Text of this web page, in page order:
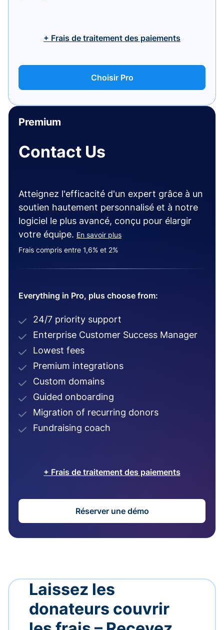
+ Frais de traitement des paiements
Choisir Pro
Premium
Contact Us
Atteignez l'efficacité d'un expert grâce à un
soutien hautement personnalisé et à notre
logiciel le plus avancé, conçu pour élargir
votre équipe. En savoir plus
Frais compris entre 1,6% et 2%
Everything in Pro, plus choose from:
24/7 priority support
Enterprise Customer Success Manager
Lowest fees
Premium integrations
Custom domains
Guided onboarding
Migration of recurring donors
Fundraising coach
+ Frais de traitement des paiements
Réserver une démo
Laissez les
donateurs couvrir